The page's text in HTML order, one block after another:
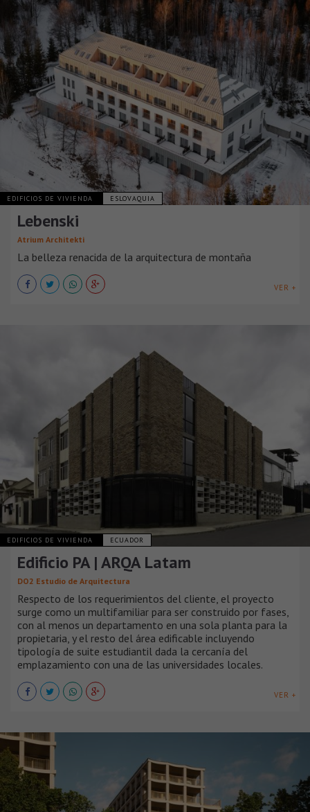
EDIFICIOS DE VIVIENDA ESLOVAQUIA
Lebenski
Atrium Architekti
La belleza renacida de la arquitectura de montaña
VER +
EDIFICIOS DE VIVIENDA ECUADOR
Edificio PA | ARQA Latam
DO2 Estudio de Arquitectura
Respecto de los requerimientos del cliente, el proyecto
surge como un multifamiliar para ser construido por fases,
con al menos un departamento en una sola planta para la
propietaria, y el resto del área edificable incluyendo
tipología de suite estudiantil dada la cercanía del
emplazamiento con una de las universidades locales.
VER +